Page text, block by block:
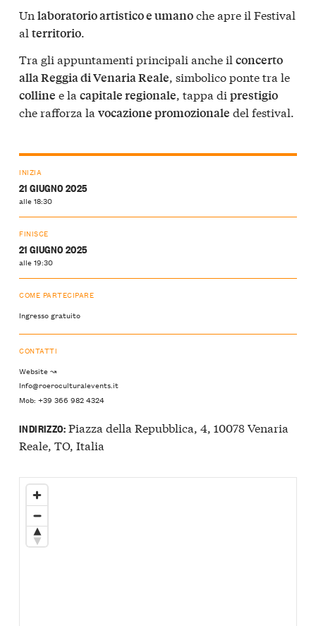
Un laboratorio artistico e umanoche apre il Festival
al territorio.
Tra gli appuntamenti principali anche il concerto
alla Reggia di Venaria Reale , simbolico ponte tra le
colline e la capitale regionale , tappa di prestigio
che rafforza la vocazione promozionale del festival.
INIZIA
21 GIUGNO 2025
alle 18:30
FINISCE
21 GIUGNO 2025
alle 19:30
COME PARTECIPARE
Ingresso gratuito
CONTATTI
Website ↝
Info@roeroculturalevents.it
Mob: +39 366 982 4324
INDIRIZZO:Piazza della Repubblica, 4, 10078 Venaria
Reale, TO, Italia